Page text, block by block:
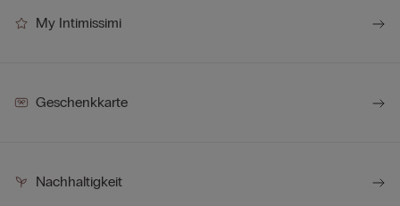
My Intimissimi
Geschenkkarte
Nachhaltigkeit